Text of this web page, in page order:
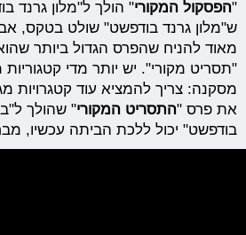
"הפסקול המקורי" הולך ל"מלון גרנד
ש"מלון גרנד בודפשט" שולט בטקס,
מאוד להניח שהפרס הגדול ביותר
"תסריט מקורי". יש יותר מדי
מסקנה: צריך להמציא עוד קטגרויות
את פרס "התסריט המקורי" שהולך
בודפשט" יכול ללכת הביתה עכשיו,